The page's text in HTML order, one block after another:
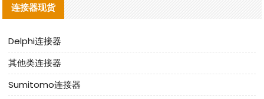
连接器现货
Delphi连接器
其他类连接器
Sumitomo连接器